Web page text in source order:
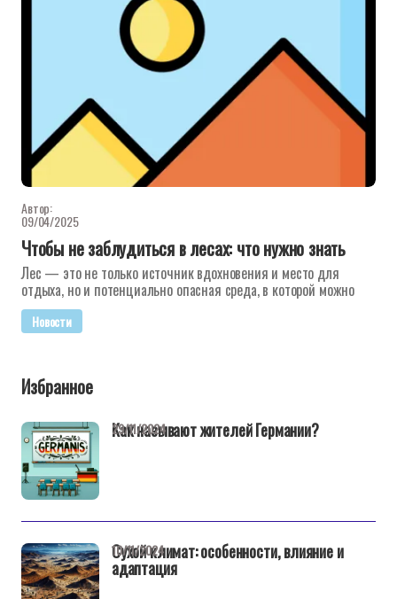
Автор:
09/04/2025
Чтобы не заблудиться в лесах: что нужно знать
Лес — это не только источник вдохновения и место для
отдыха, но и потенциально опасная среда, в которой можно
Новости
Избранное
Как называют жителей Германии?
29/11/2024
Сухой климат: особенности, влияние и
адаптация
10/11/2024